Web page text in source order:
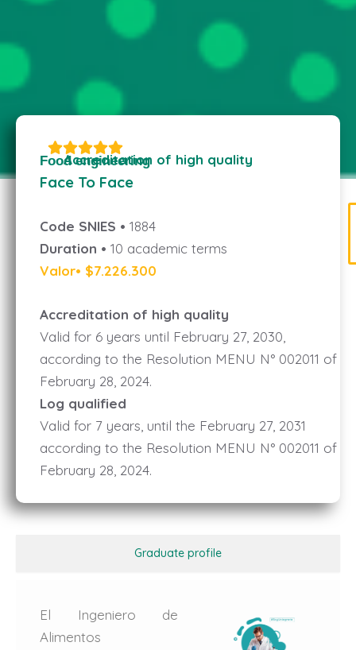
Accreditation of high quality
Food engineering
Face To Face
Code SNIES • 1884
Duration • 10 academic terms
Valor• $7.226.300
Accreditation of high quality
Valid for 6 years until February 27, 2030,
according to the Resolution MENU N° 002011 of
February 28, 2024.
Log qualified
Valid for 7 years, until the February 27, 2031
according to the Resolution MENU N° 002011 of
February 28, 2024.
Graduate profile
El Ingeniero de
Alimentos